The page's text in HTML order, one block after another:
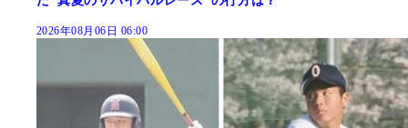
2026年08月06日 06:00